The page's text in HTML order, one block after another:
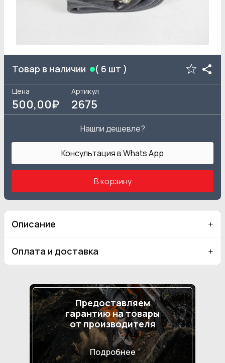
Товар в наличии ( 6 шт )
Цена
500,00₽
Артикул
2675
Нашли дешевле?
Консультация в Whats App
В корзину
Описание
Оплата и доставка
Предоставляем
гарантию на товары
от производителя
Подробнее